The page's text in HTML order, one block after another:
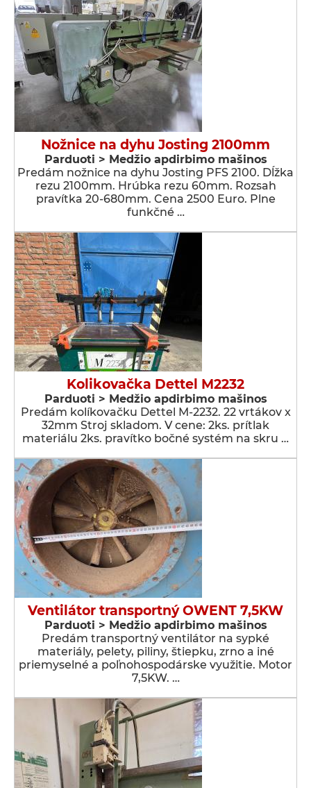
Nožnice na dyhu Josting 2100mm
Parduoti > Medžio apdirbimo mašinos
Predám nožnice na dyhu Josting PFS 2100. Dĺžka
rezu 2100mm. Hrúbka rezu 60mm. Rozsah
pravítka 20-680mm. Cena 2500 Euro. Plne
funkčné …
Kolikovačka Dettel M2232
Parduoti > Medžio apdirbimo mašinos
Predám kolíkovačku Dettel M-2232. 22 vrtákov x
32mm Stroj skladom. V cene: 2ks. prítlak
materiálu 2ks. pravítko bočné systém na skru …
Ventilátor transportný OWENT 7,5KW
Parduoti > Medžio apdirbimo mašinos
Predám transportný ventilátor na sypké
materiály, pelety, piliny, štiepku, zrno a iné
priemyselné a poľnohospodárske využitie. Motor
7,5KW. …